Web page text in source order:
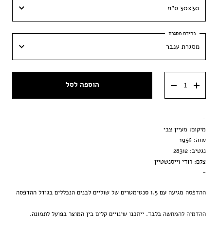
30x30 ס״מ
30x30 ס״מ
40x40 ס״מ
50x50 ס״מ
מסגרת ענבר
מסגרת וונגה
הדפסה בלבד
הוספה לסל
-
מיקום: מעיין צבי
שנה: 1956
נגטיב: 28312
צלם: רודי וייסנשטיין
-
ההדפסה מגיעה עם 1.5 סנטימטרים של שוליים לבנים הנכללים בגודל ההדפסה
ההדמיה להמחשה בלבד. ייתכנו שינויים קלים בין המוצר בפועל לתמונה.